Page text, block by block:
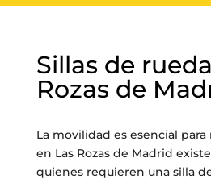
Sillas de
Rozas de
La movilidad es esencial para
en Las Rozas de Madrid
quienes requieren una silla